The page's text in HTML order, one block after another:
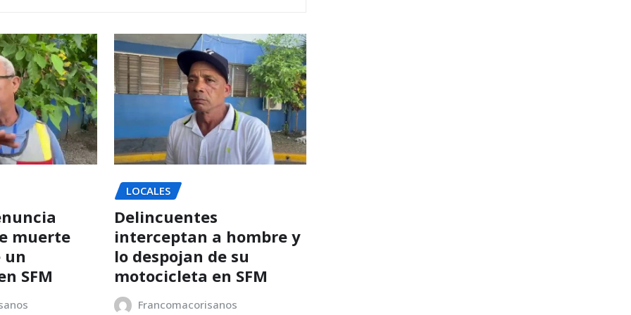
muerte
un
SFM
LOCALES
Delincuentes
interceptan a hombre y
lo despojan de su
motocicleta en SFM
Francomacorisanos